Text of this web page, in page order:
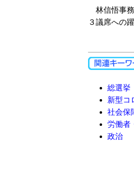
林信悟事務
３議席への
総選挙
新型コ
社会保
労働者
政治